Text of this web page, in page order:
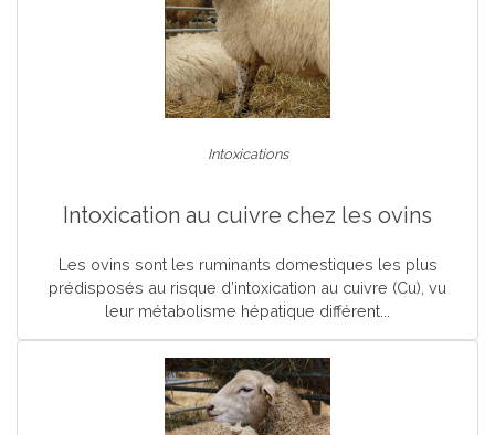
Intoxications
Intoxication au cuivre chez les ovins
Les ovins sont les ruminants domestiques les plus
prédisposés au risque d’intoxication au cuivre (Cu), vu
leur métabolisme hépatique différent...